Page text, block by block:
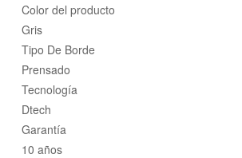
Color del producto
Gris
Tipo De Borde
Prensado
Tecnología
Dtech
Garantía
10 años